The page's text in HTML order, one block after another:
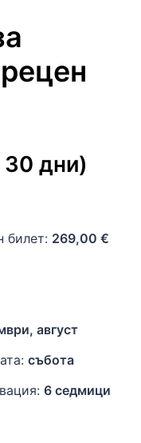
дни)
билет: 269,00 €
август
събота
6 седмици